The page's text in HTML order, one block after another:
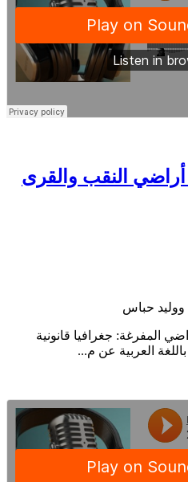
أراضي النقب والقرى
ووليد حباس
المفرغة: جغرافيا قانونية
العربية عن م...